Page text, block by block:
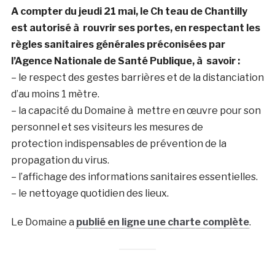
A compter du jeudi 21 mai, le Ch teau de Chantilly
est autorisé à rouvrir ses portes, en respectant les
règles sanitaires générales préconisées par
l’Agence Nationale de Santé Publique, à savoir :
– le respect des gestes barrières et de la distanciation
d’au moins 1 mètre.
– la capacité du Domaine à mettre en œuvre pour son
personnel et ses visiteurs les mesures de
protection indispensables de prévention de la
propagation du virus.
– l’affichage des informations sanitaires essentielles.
– le nettoyage quotidien des lieux.
Le Domaine a publié en ligne une charte complète.